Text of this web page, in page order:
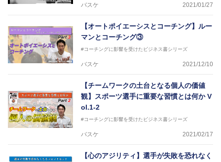
バスケ 2021/01/27
【オートポイエーシスとコーチング】ルー
マンとコーチング③
#コーチングに影響を受けたビジネス書シリーズ
バスケ 2021/12/10
【チームワークの土台となる個人の価値
観】スポーツ選手に重要な習慣とは何か V
ol.1-2
#コーチングに影響を受けたビジネス書シリーズ
バスケ 2021/02/17
【心のアジリティ】選手が失敗を恐れなく